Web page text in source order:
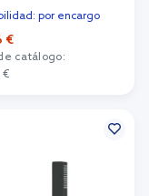
por encargo
€
catálogo:
€